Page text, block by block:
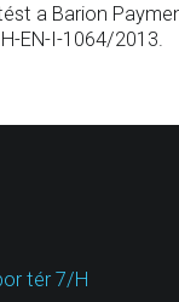
a Barion
EN-I-1064/2013.
tér 7/H